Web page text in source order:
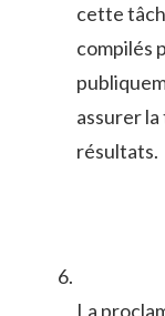
cette
compilés
assurer
résultats.
La